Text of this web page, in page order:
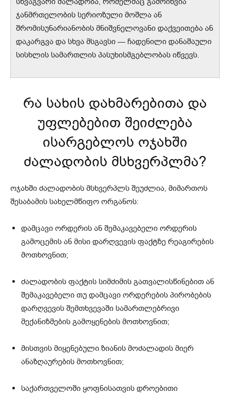
ჯანმრთელობის სერიოზული მოშლა ან
შრომისუნარიანობის მნიშვნელოვანი დაქვეითება ან
დაკარგვა და სხვა მსგავსი — ჩადენილი დანაშაული
სისხლის სამართლის პასუხისმგებლობას იწვევს.
რა სახის დახმარებითა და
უფლებებით შეიძლება
ისარგებლოს ოჯახში
ძალადობის მსხვერპლმა?
ოჯახში ძალადობის მსხვერპლს შეუძლია, მიმართოს
შესაბამის სახელმწიფო ორგანოს:
დამცავი ორდერის ან შემაკავებელი ორდერის
გამოცემის ან მისი დარღვევის ფაქტზე რეაგირების
მოთხოვნით;
ძალადობის ფაქტის სიმძიმის გათვალისწინებით ან
შემაკავებელი თუ დამცავი ორდერების პირობების
დარღვევის შემთხვევაში სამართლებრივი
მექანიზმების გამოყენების მოთხოვნით;
მისთვის მიყენებული ზიანის მოძალადის მიერ
ანაზღაურების მოთხოვნით;
საქართველოში ყოფნისათვის დროებითი